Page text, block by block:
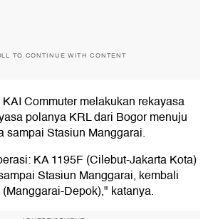
TO CONTINUE WITH CONTENT
Commuter melakukan rekayasa
polanya KRL dari Bogor menuju
sampai Stasiun Manggarai.
KA 1195F (Cilebut-Jakarta Kota)
Stasiun Manggarai, kembali
Depok)," katanya.